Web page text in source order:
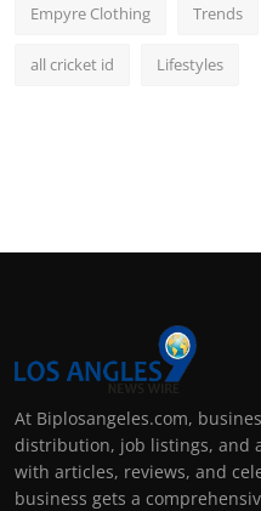
Empyre Clothing Trends
all cricket id Lifestyles
At Biplosangeles.com,
distribution, job listings, and
with articles, reviews, and
business gets a